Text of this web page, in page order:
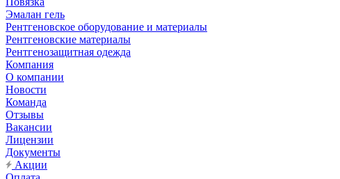
Эмалан гель
Рентгеновское оборудование и материалы
Рентгеновские материалы
Рентгенозащитная одежда
Компания
О компании
Новости
Команда
Отзывы
Вакансии
Лицензии
Документы
Акции